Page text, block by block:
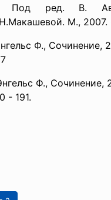
Под ред. В.
М., 2007.
Ф., Сочинение,
Ф., Сочинение,
- 191.